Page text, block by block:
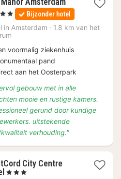
nacht
vanaf
€
Bijzonder hotel
in Amsterdam · 1.8 km van het
voormalig ziekenhuis
pand
aan het Oosterpark
gebouw met in alle
mooie en rustige kamers.
gerund door kundige
uitstekende
verhouding."
City Centre
1
, 3 Sterren